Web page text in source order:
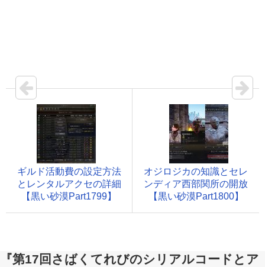
ギルド活動費の設定方法
とレンタルアクセの詳細
【黒い砂漠Part1799】
オジロジカの知識とセレ
ンディア西部関所の開放
【黒い砂漠Part1800】
『第17回さばくてれびのシリアルコードとア